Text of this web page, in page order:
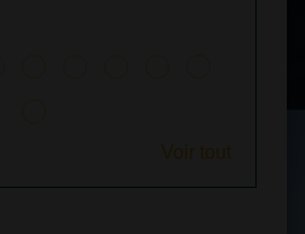
Voir tout